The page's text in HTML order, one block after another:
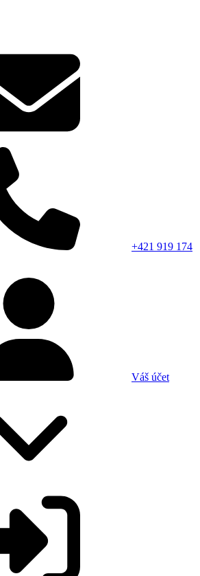
+421 919 174
Váš účet